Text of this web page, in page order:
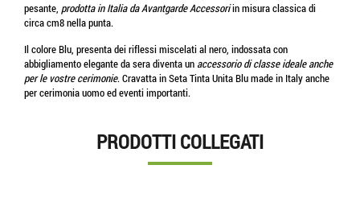
pesante, prodotta in Italia da Avantgarde Accessoriin misura classica di
circa cm8 nella punta.
Il colore Blu, presenta dei riflessi miscelati al nero, indossata con
abbigliamento elegante da sera diventa un accessorio di classe ideale anche
per le vostre cerimonie. Cravatta in Seta Tinta Unita Blu made in Italy anche
per cerimonia uomo ed eventi importanti.
PRODOTTI COLLEGATI